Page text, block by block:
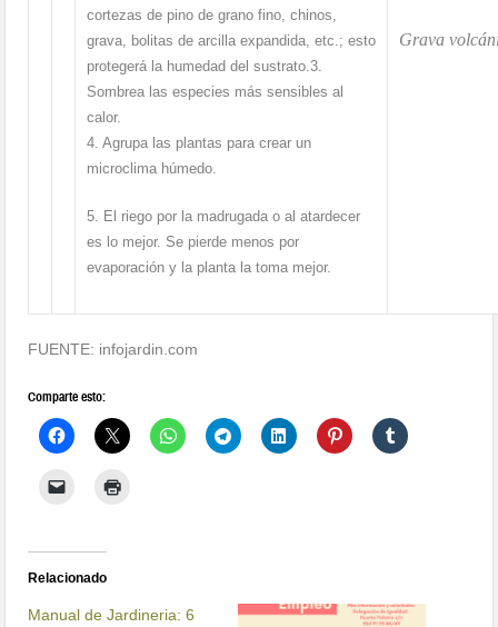
cortezas de pino de grano fino, chinos,
grava, bolitas de arcilla expandida, etc.; esto
protegerá la humedad del sustrato.3.
Sombrea las especies más sensibles al
calor.
4. Agrupa las plantas para crear un
microclima húmedo.
5. El riego por la madrugada o al atardecer
es lo mejor. Se pierde menos por
evaporación y la planta la toma mejor.
Grava
FUENTE: infojardin.com
Comparte esto:
Relacionado
Manual de Jardineria: 6